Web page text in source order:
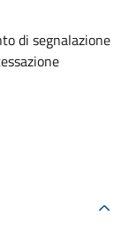
di segnalazione